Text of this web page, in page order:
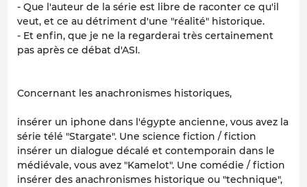
- Que l'auteur de la série est libre de raconter ce qu'il
veut, et ce au détriment d'une "réalité" historique.
- Et enfin, que je ne la regarderai très certainement
pas après ce débat d'ASI.
Concernant les anachronismes historiques,
insérer un iphone dans l'égypte ancienne, vous avez la
série télé "Stargate". Une science fiction / fiction
insérer un dialogue décalé et contemporain dans le
médiévale, vous avez "Kamelot". Une comédie / fiction
insérer des anachronismes historique ou "technique",